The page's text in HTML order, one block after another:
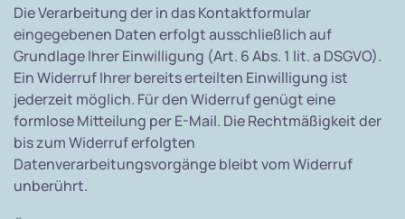
Die Verarbeitung der in das Kontaktformular
eingegebenen Daten erfolgt ausschließlich auf
Grundlage Ihrer Einwilligung (Art. 6 Abs. 1 lit. a DSGVO).
Ein Widerruf Ihrer bereits erteilten Einwilligung ist
jederzeit möglich. Für den Widerruf genügt eine
formlose Mitteilung per E-Mail. Die Rechtmäßigkeit der
bis zum Widerruf erfolgten
Datenverarbeitungsvorgänge bleibt vom Widerruf
unberührt.